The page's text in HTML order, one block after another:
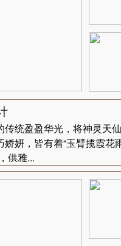
统盈盈华光，将神灵天
妍，皆有着“玉臂揽霞花
供雅...